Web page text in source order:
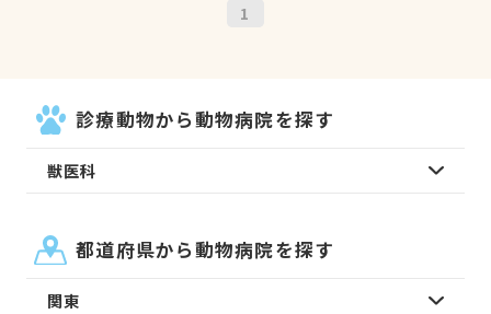
1
診療動物から動物病院を探す
獣医科
都道府県から動物病院を探す
関東